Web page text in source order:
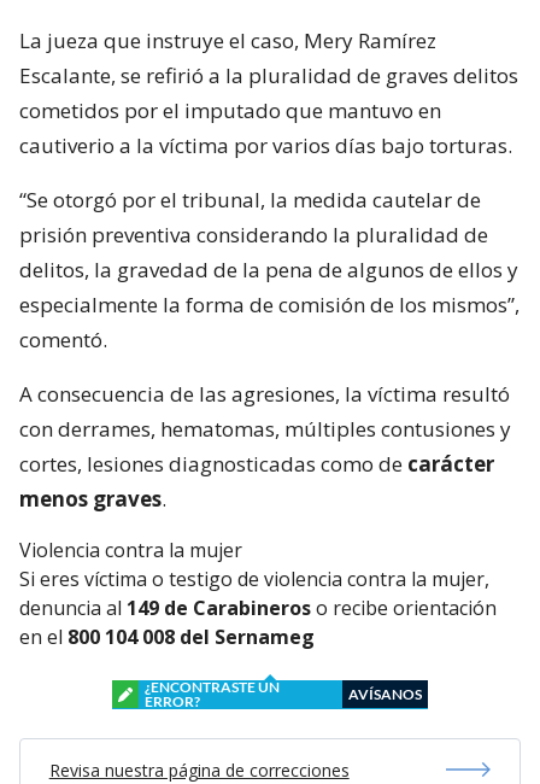
La jueza que instruye el caso, Mery Ramírez
Escalante, se refirió a la pluralidad de graves delitos
cometidos por el imputado que mantuvo en
cautiverio a la víctima por varios días bajo torturas.
“Se otorgó por el tribunal, la medida cautelar de
prisión preventiva considerando la pluralidad de
delitos, la gravedad de la pena de algunos de ellos y
especialmente la forma de comisión de los mismos”,
comentó.
A consecuencia de las agresiones, la víctima resultó
con derrames, hematomas, múltiples contusiones y
cortes, lesiones diagnosticadas como de carácter
menos graves.
Violencia contra la mujer
Si eres víctima o testigo de violencia contra la mujer,
denuncia al 149 de Carabineroso recibe orientación
en el 800 104 008 del Sernameg
¿ENCONTRASTE UN
ERROR?
AVÍSANOS
Revisa nuestra página de correcciones